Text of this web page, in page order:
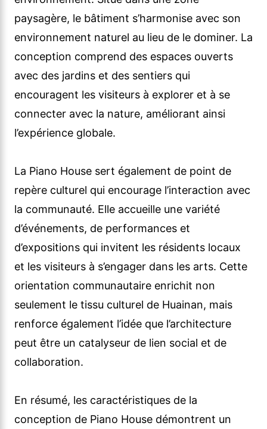
paysagère, le bâtiment s’harmonise avec son
environnement naturel au lieu de le dominer. La
conception comprend des espaces ouverts
avec des jardins et des sentiers qui
encouragent les visiteurs à explorer et à se
connecter avec la nature, améliorant ainsi
l’expérience globale.
La Piano House sert également de point de
repère culturel qui encourage l’interaction avec
la communauté. Elle accueille une variété
d’événements, de performances et
d’expositions qui invitent les résidents locaux
et les visiteurs à s’engager dans les arts. Cette
orientation communautaire enrichit non
seulement le tissu culturel de Huainan, mais
renforce également l’idée que l’architecture
peut être un catalyseur de lien social et de
collaboration.
En résumé, les caractéristiques de la
conception de Piano House démontrent un